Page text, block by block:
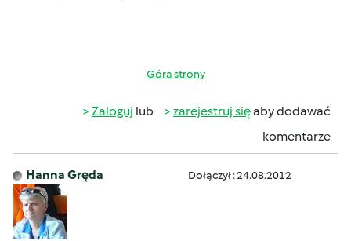
Góra strony
Zaloguj lub zarejestruj sięaby dodawać
komentarze
Hanna Gręda Dołączył : 24.08.2012